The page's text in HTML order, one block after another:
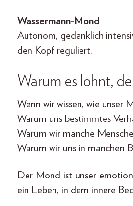
Wassermann-Mond
Autonom, gedanklich
den Kopf reguliert.
Warum es lohnt,
Wenn wir wissen, wie unser
Warum uns bestimmtes
Warum wir manche
Warum wir uns in manchen
Der Mond ist unser
ein Leben, in dem innere